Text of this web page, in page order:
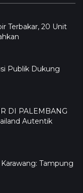
Terbakar, 20 Unit
Publik Dukung
DI PALEMBANG
Autentik
Tampung